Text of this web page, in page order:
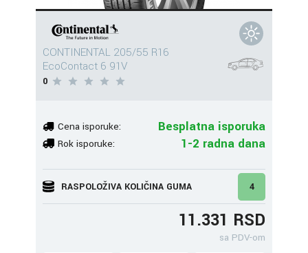
CONTINENTAL 205/55 R16
EcoContact 6 91V
0
Cena isporuke: Besplatna isporuka
Rok isporuke: 1-2 radna dana
RASPOLOŽIVA KOLIČINA GUMA 4
11.331 RSD
sa PDV-om